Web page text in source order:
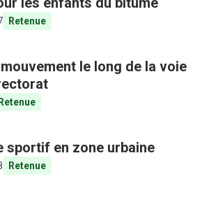
Retenue
le long de la voie
Retenue
sportif en zone urbaine
Retenue